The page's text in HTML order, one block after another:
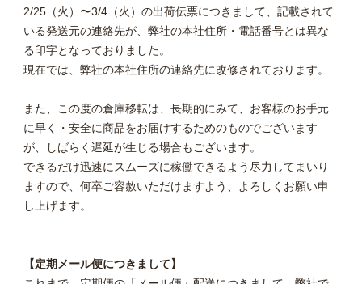
2/25（火）〜3/4（火）の出荷伝票につきまして、記載されて
いる発送元の連絡先が、弊社の本社住所・電話番号とは異な
る印字となっておりました。
現在では、弊社の本社住所の連絡先に改修されております。
また、この度の倉庫移転は、長期的にみて、お客様のお手元
に早く・安全に商品をお届けするためのものでございます
が、しばらく遅延が生じる場合もございます。
できるだけ迅速にスムーズに稼働できるよう尽力してまいり
ますので、何卒ご容赦いただけますよう、よろしくお願い申
し上げます。
【定期メール便につきまして】